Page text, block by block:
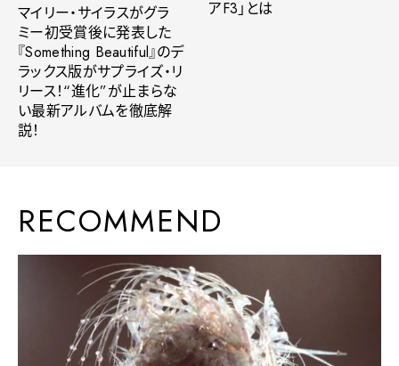
マイリー・サイラスがグラ
ミー初受賞後に発表した
『Something Beautiful』のデ
ラックス版がサプライズ・リ
リース！“進化”が止まらな
い最新アルバムを徹底解
説！
アF3」とは
RECOMMEND